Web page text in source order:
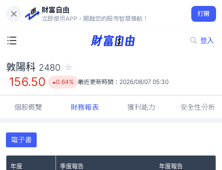
財富自由
立即使用APP，開啟您的股市智慧導航！
打開
登入
156.50
0.64%
敦陽科 2480
156.50 0.64% 最近更新時間： 2026/08/07 05:30
個股概覽 財務報表 獲利能力 安全性分析
電子書
年度 季度報告 年度報告